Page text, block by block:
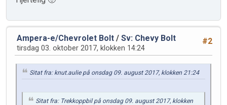
#2
Ampera-e/Chevrolet Bolt / Sv: Chevy Bolt
tirsdag 03. oktober 2017, klokken 14:24
Sitat fra: knut.aulie på onsdag 09. august 2017, klokken 21:24
Sitat fra: Trekkoppbil på onsdag 09. august 2017, klokken